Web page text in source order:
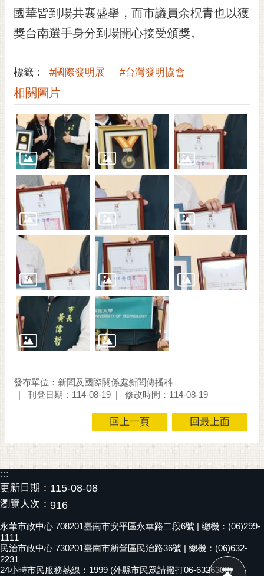
市
府
交
置
國華皆到場共襄盛舉，而市議員余柷青也以獲
獎台南選手身分到場開心接受頒獎。
標籤： #國際發明展 #台灣發明協會
相關圖片
發布單位：新聞及國際關係處新聞傳播科
刊登日期：114-08-19
修改時間：114-08-19
回上一頁 回最上面
:::
更新日期： 115-08-08
瀏覽人次： 916
永華市政中心 708201臺南市安平區永華路二段6號 | 總機：(06)299-
1111
民治市政中心 730201臺南市新營區民治路36號 | 總機：(06)632-
2231
24小時市民服務熱線：1999 (外縣市民眾請撥打06-6326303)